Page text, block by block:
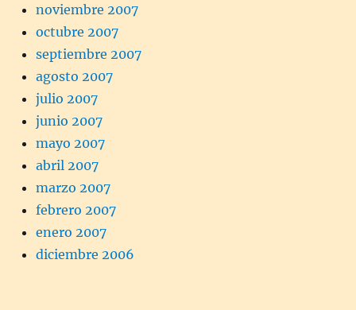
noviembre 2007
octubre 2007
septiembre 2007
agosto 2007
julio 2007
junio 2007
mayo 2007
abril 2007
marzo 2007
febrero 2007
enero 2007
diciembre 2006